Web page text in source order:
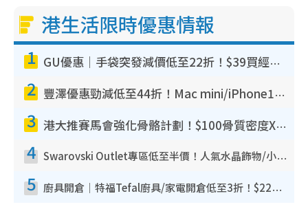
港生活限時優惠情報
1 GU優惠｜手袋突發減價低至22折！$39買經典波士頓包/餃子袋！飾物同步減價$29起！
2 豐澤優惠勁減低至44折！Mac mini/iPhone17Pro大減價！廚房家電$220起
3 港大推賽馬會強化骨骼計劃！$100骨質密度X光檢查 完成免費運動訓練送超市禮券！附參加資格
4 Swarovski Outlet專區低至半價！人氣水晶飾物/小擺設$138起！迪士尼款/水晶高跟鞋都有平
5 廚具開倉｜特福Tefal廚具/家電開倉低至3折！$220起買平底鍋/炒鑊/湯煲！電飯煲/吸塵機/燙斗$418起